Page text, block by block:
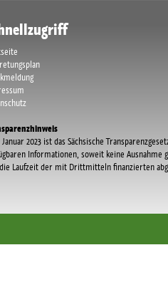
Januar 2023 ist das Sächsische
Informationen, soweit keine
Laufzeit der mit Drittmitteln finanzierten